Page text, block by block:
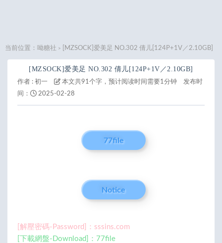
当前位置： 呦糖社 > [MZSOCK]爱美足 NO.302 倩儿[124P+1V／2.10GB]
[MZSOCK]爱美足 NO.302 倩儿[124P+1V／2.10GB]
作者 : 初一 本文共91个字，预计阅读时间需要1分钟
发布时
间：
2025-02-28
77file
Notice
[解壓密碼-Password]：sssins.com
[下載網盤-Download]：77file